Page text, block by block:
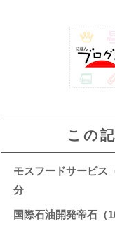
この
モスフードサービス
分
国際石油開発帝石（